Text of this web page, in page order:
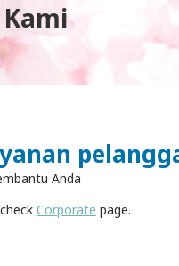
Anda
Corporate page.